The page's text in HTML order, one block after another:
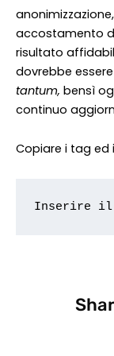
accostamento
risultato
dovrebbe
tantum, bensì
continuo
Copiare i tag ed
Inserire il